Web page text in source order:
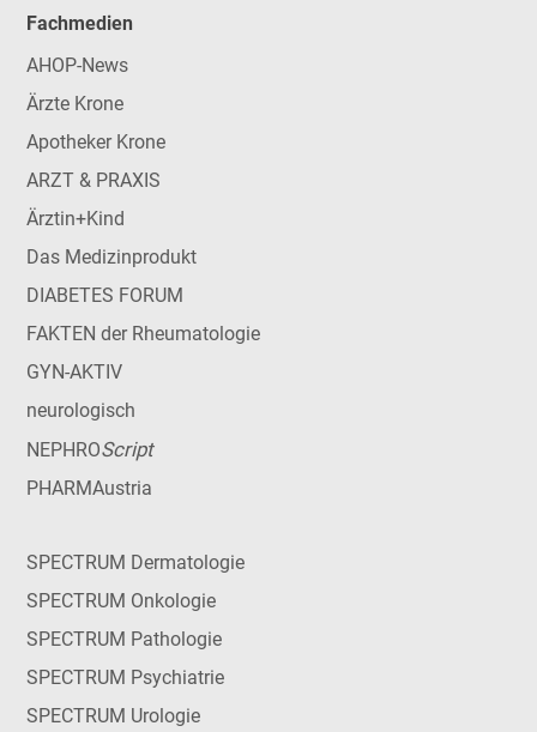
Fachmedien
AHOP-News
Ärzte Krone
Apotheker Krone
ARZT & PRAXIS
Ärztin+Kind
Das Medizinprodukt
DIABETES FORUM
FAKTEN der Rheumatologie
GYN-AKTIV
neurologisch
NEPHROScript
PHARMAustria
SPECTRUM Dermatologie
SPECTRUM Onkologie
SPECTRUM Pathologie
SPECTRUM Psychiatrie
SPECTRUM Urologie